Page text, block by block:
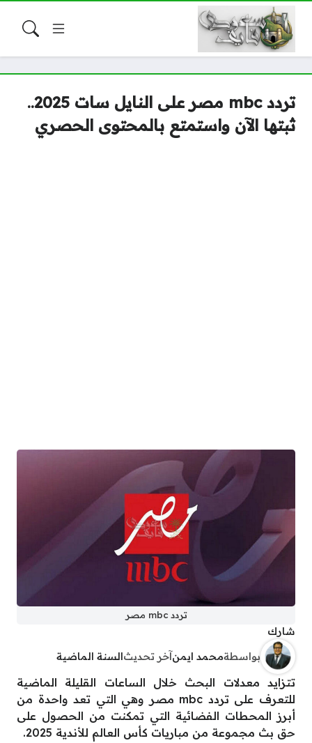
تردد mbc مصر على النايل سات 2025..
ثبتها الآن واستمتع بالمحتوى الحصري
تردد mbc مصر
شارك
بواسطةمحمد ايمنآخر تحديثالسنة الماضية
تتزايد معدلات البحث خلال الساعات القليلة الماضية
للتعرف على تردد mbc مصر وهي التي تعد واحدة من
أبرز المحطات الفضائية التي تمكنت من الحصول على
حق بث مجموعة من مباريات كأس العالم للأندية 2025.